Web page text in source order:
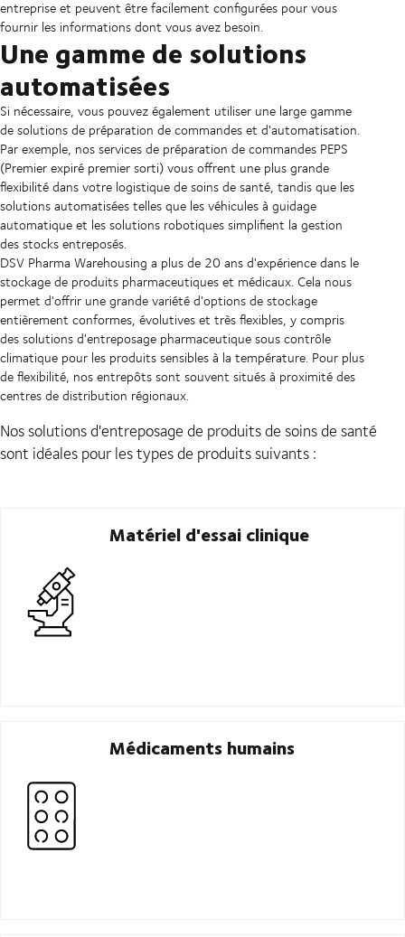
entreprise et peuvent être facilement configurées pour vous
fournir les informations dont vous avez besoin.
Une gamme de solutions
automatisées
Si nécessaire, vous pouvez également utiliser une large gamme
de solutions de préparation de commandes et d'automatisation.
Par exemple, nos services de préparation de commandes PEPS
(Premier expiré premier sorti) vous offrent une plus grande
flexibilité dans votre logistique de soins de santé, tandis que les
solutions automatisées telles que les véhicules à guidage
automatique et les solutions robotiques simplifient la gestion
des stocks entreposés.
DSV Pharma Warehousing a plus de 20 ans d'expérience dans le
stockage de produits pharmaceutiques et médicaux. Cela nous
permet d'offrir une grande variété d'options de stockage
entièrement conformes, évolutives et très flexibles, y compris
des solutions d'entreposage pharmaceutique sous contrôle
climatique pour les produits sensibles à la température. Pour plus
de flexibilité, nos entrepôts sont souvent situés à proximité des
centres de distribution régionaux.
Nos solutions d'entreposage de produits de soins de santé
sont idéales pour les types de produits suivants :
Matériel d'essai clinique
Médicaments humains